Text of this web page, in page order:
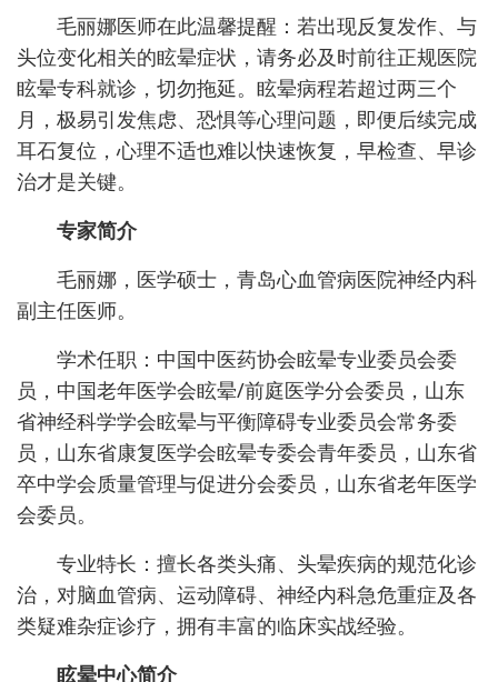
毛丽娜医师在此温馨提醒：若出现反复发作、与
头位变化相关的眩晕症状，请务必及时前往正规医院
眩晕专科就诊，切勿拖延。眩晕病程若超过两三个
月，极易引发焦虑、恐惧等心理问题，即便后续完成
耳石复位，心理不适也难以快速恢复，早检查、早诊
治才是关键。
专家简介
毛丽娜，医学硕士，青岛心血管病医院神经内科
副主任医师。
学术任职：中国中医药协会眩晕专业委员会委
员，中国老年医学会眩晕/前庭医学分会委员，山东
省神经科学学会眩晕与平衡障碍专业委员会常务委
员，山东省康复医学会眩晕专委会青年委员，山东省
卒中学会质量管理与促进分会委员，山东省老年医学
会委员。
专业特长：擅长各类头痛、头晕疾病的规范化诊
治，对脑血管病、运动障碍、神经内科急危重症及各
类疑难杂症诊疗，拥有丰富的临床实战经验。
眩晕中心简介